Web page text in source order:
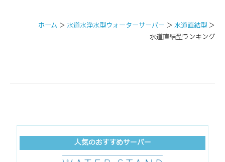
ホーム ＞ 水道水浄水型ウォーターサーバー ＞ 水道直結型＞
水道直結型ランキング
人気のおすすめサーバー